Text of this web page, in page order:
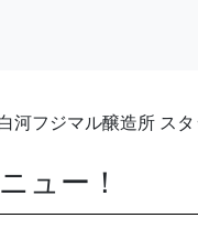
河フジマル醸造所 ス
ュー！